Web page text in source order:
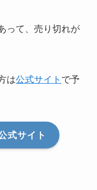
って、売り切れが
は公式サイト で予
式サイト